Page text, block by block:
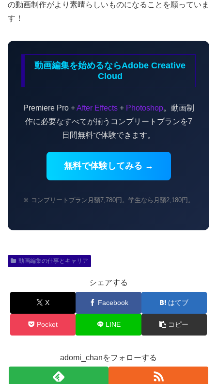
の動画制作がより素晴らしいものになることを願っていま
す！
動画編集を始めるならAdobe Creative
Cloud
Premiere Pro +After Effects+ Photoshop。動画制
作に必要なすべてが揃うコンプリートプランを7
日間無料で体験できます。
無料で体験してみる →
※ コンプリートプラン月額7,780円。学生なら月額2,180円。
動画編集の仕事とキャリア
シェアする
X Facebook はてブ
Pocket LINE コピー
adomi_chanをフォローする